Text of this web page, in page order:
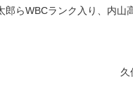
郎らWBCランク入り、内山
久